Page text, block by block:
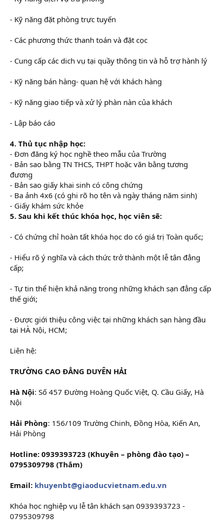
- Kỹ năng đặt phòng trực tuyến
- Các phương thức thanh toán và đặt cọc
- Cung cấp các dich vụ tại quầy thông tin và hỗ trợ hành lý
- Kỹ năng bán hàng- quan hệ với khách hàng
- Kỹ năng giao tiếp và xử lý phàn nàn của khách
- Lập báo cáo
4. Thủ tục nhập học:
- Đơn đăng ký học nghề theo mẫu của Trường
- Bản sao bằng TN THCS, THPT hoặc văn bằng tương
đương
- Bản sao giấy khai sinh có công chứng
- Ba ảnh 4x6 (có ghi rõ họ tên và ngày tháng năm sinh)
- Giấy khám sức khỏe
5. Sau khi kết thúc khóa học, học viên sẽ:
- Có chứng chỉ hoàn tất khóa học do có giá trị Toàn quốc;
- Hiểu rõ ý nghĩa và cách thức trở thành một lễ tân đẳng
cấp;
- Tự tin thể hiện khả năng trong những khách sạn đẳng cấp
thế giới;
- Được giới thiệu công việc tại những khách sạn hàng đầu
tại HÀ Nội, HCM;
Liên hệ:
TRƯỜNG CAO ĐẲNG DUYÊN HẢI
Hà Nội: Số 457 Đường Hoàng Quốc Việt, Q. Cầu Giấy, Hà
Nội
Hải Phòng: 156/109 Trường Chinh, Đồng Hòa, Kiến An,
Hải Phòng
Hotline: 0939393723 (Khuyên – phòng đào tạo) –
0795309798 (Thắm)
Email: khuyenbt@giaoducvietnam.edu.vn
Khóa học nghiệp vụ lễ tân khách sạn 0939393723 -
0795309798